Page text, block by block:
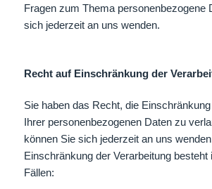
Fragen zum Thema personenbezogene
sich jederzeit an uns wenden.
Recht auf Einschränkung der
Sie haben das Recht, die
Ihrer personenbezogenen Daten zu
können Sie sich jederzeit an uns
Einschränkung der Verarbeitung besteht
Fällen: